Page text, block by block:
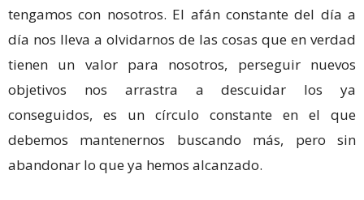
tengamos con nosotros. El afán constante del día a
día nos lleva a olvidarnos de las cosas que en verdad
tienen un valor para nosotros, perseguir nuevos
objetivos nos arrastra a descuidar los ya
conseguidos, es un círculo constante en el que
debemos mantenernos buscando más, pero sin
abandonar lo que ya hemos alcanzado.